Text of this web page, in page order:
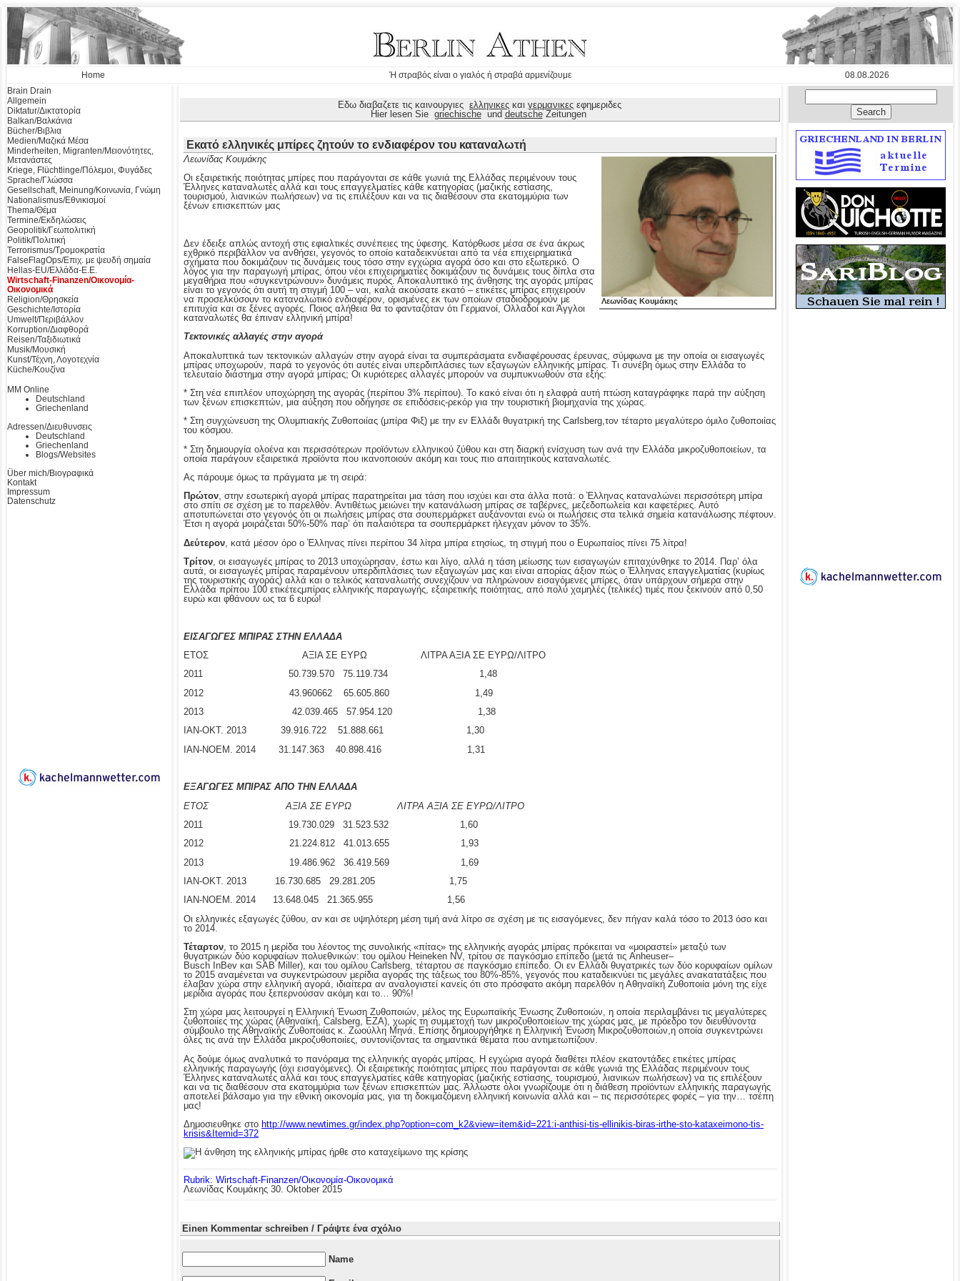
Home Ή στραβός είναι ο γιαλός ή στραβά αρμενίζουμε
08.08.2026
Brain Drain
Allgemein
Diktatur/Δικτατορία
Balkan/Βαλκάνια
Bücher/Βιβλια
Medien/Μαζικά Μέσα
Minderheiten, Migranten/Μειονότητες,
Μετανάστες
Kriege, Flüchtlinge/Πόλεμοι, Φυγάδες
Sprache/Γλώσσα
Gesellschaft, Meinung/Κοινωνία, Γνώμη
Nationalismus/Εθνικισμοί
Thema/Θέμα
Termine/Εκδηλώσεις
Geopolitik/Γεωπολιτική
Politik/Πολιτική
Terrorismus/Τρομοκρατία
FalseFlagOps/Επιχ. με ψευδή σημαία
Hellas-EU/Ελλάδα-Ε.Ε.
Wirtschaft-Finanzen/Οικονομία-
Οικονομικά
Religion/Θρησκεία
Geschichte/Ιστορία
Umwelt/Περιβάλλον
Korruption/Διαφθορά
Reisen/Ταξιδιωτικά
Musik/Μουσική
Kunst/Τέχνη, Λογοτεχνία
Küche/Κουζίνα
MM Online
Deutschland
Griechenland
Adressen/Διευθυνσεις
Deutschland
Griechenland
Blogs/Websites
Über mich/Βιογραφικά
Kontakt
Impressum
Datenschutz
Εδω διαβαζετε τις καινουργιες ελληνικες και γερμανικες εφημεριδες
Hier lesen Sie griechischeund deutscheZeitungen
Εκατό ελληνικές μπίρες ζητούν το ενδιαφέρον του καταναλωτή
Λεωνίδας Κουμάκης
Λεωνίδας Κουμάκης
Οι εξαιρετικής ποιότητας μπίρες που παράγονται σε κάθε γωνιά της Ελλάδας περιμένουν τους
Έλληνες καταναλωτές αλλά και τους επαγγελματίες κάθε κατηγορίας (μαζικής εστίασης,
τουρισμού, λιανικών πωλήσεων) να τις επιλέξουν και να τις διαθέσουν στα εκατομμύρια των
ξένων επισκεπτών μας
Δεν έδειξε απλώς αντοχή στις εφιαλτικές συνέπειες της ύφεσης. Κατόρθωσε μέσα σε ένα άκρως
εχθρικό περιβάλλον να ανθήσει, γεγονός το οποίο καταδεικνύεται από τα νέα επιχειρηματικά
σχήματα που δοκιμάζουν τις δυνάμεις τους τόσο στην εγχώρια αγορά όσο και στο εξωτερικό. Ο
λόγος για την παραγωγή μπίρας, όπου νέοι επιχειρηματίες δοκιμάζουν τις δυνάμεις τους δίπλα στα
μεγαθήρια που «συγκεντρώνουν» δυνάμεις πυρός. Αποκαλυπτικό της άνθησης της αγοράς μπίρας
είναι το γεγονός ότι αυτή τη στιγμή 100 – ναι, καλά ακούσατε εκατό – ετικέτες μπίρας επιχειρούν
να προσελκύσουν το καταναλωτικό ενδιαφέρον, ορισμένες εκ των οποίων σταδιοδρομούν με
επιτυχία και σε ξένες αγορές. Ποιος αλήθεια θα το φανταζόταν ότι Γερμανοί, Ολλαδοί και Άγγλοι
καταναλωτές θα έπιναν ελληνική μπίρα!
Τεκτονικές αλλαγές στην αγορά
Αποκαλυπτικά των τεκτονικών αλλαγών στην αγορά είναι τα συμπεράσματα ενδιαφέρουσας έρευνας, σύμφωνα με την οποία οι εισαγωγές
μπίρας υποχωρούν, παρά το γεγονός ότι αυτές είναι υπερδιπλάσιες των εξαγωγών ελληνικής μπίρας. Τι συνέβη όμως στην Ελλάδα το
τελευταίο διάστημα στην αγορά μπίρας; Οι κυριότερες αλλαγές μπορούν να συμπυκνωθούν στα εξής:
* Στη νέα επιπλέον υποχώρηση της αγοράς (περίπου 3% περίπου). Το κακό είναι ότι η ελαφρά αυτή πτώση καταγράφηκε παρά την αύξηση
των ξένων επισκεπτών, μια αύξηση που οδήγησε σε επιδόσεις-ρεκόρ για την τουριστική βιομηχανία της χώρας.
* Στη συγχώνευση της Ολυμπιακής Ζυθοποιίας (μπίρα Φιξ) με την εν Ελλάδι θυγατρική της Carlsberg,τον τέταρτο μεγαλύτερο όμιλο ζυθοποιίας
του κόσμου.
* Στη δημιουργία ολοένα και περισσότερων προϊόντων ελληνικού ζύθου και στη διαρκή ενίσχυση των ανά την Ελλάδα μικροζυθοποιείων, τα
οποία παράγουν εξαιρετικά προϊόντα που ικανοποιούν ακόμη και τους πιο απαιτητικούς καταναλωτές.
Ας πάρουμε όμως τα πράγματα με τη σειρά:
Πρώτον, στην εσωτερική αγορά μπίρας παρατηρείται μια τάση που ισχύει και στα άλλα ποτά: ο Έλληνας καταναλώνει περισσότερη μπίρα
στο σπίτι σε σχέση με το παρελθόν. Αντιθέτως μειώνει την κατανάλωση μπίρας σε ταβέρνες, μεζεδοπωλεία και καφετέριες. Αυτό
αποτυπώνεται στο γεγονός ότι οι πωλήσεις μπίρας στα σουπερμάρκετ αυξάνονται ενώ οι πωλήσεις στα τελικά σημεία κατανάλωσης πέφτουν.
Έτσι η αγορά μοιράζεται 50%-50% παρ’ ότι παλαιότερα τα σουπερμάρκετ ήλεγχαν μόνον το 35%.
Δεύτερον , κατά μέσον όρο ο Έλληνας πίνει περίπου 34 λίτρα μπίρα ετησίως, τη στιγμή που ο Ευρωπαίος πίνει 75 λίτρα!
Τρίτον , οι εισαγωγές μπίρας το 2013 υποχώρησαν, έστω και λίγο, αλλά η τάση μείωσης των εισαγωγών επιταχύνθηκε το 2014. Παρ’ όλα
αυτά, οι εισαγωγές μπίρας παραμένουν υπερδιπλάσιες των εξαγωγών μας και είναι απορίας άξιον πώς ο Έλληνας επαγγελματίας (κυρίως
της τουριστικής αγοράς) αλλά και ο τελικός καταναλωτής συνεχίζουν να πληρώνουν εισαγόμενες μπίρες, όταν υπάρχουν σήμερα στην
Ελλάδα πρίπου 100 ετικέτεςμπίρας ελληνικής παραγωγής, εξαιρετικής ποιότητας, από πολύ χαμηλές (τελικές) τιμές που ξεκινούν από 0,50
ευρώ και φθάνουν ως τα 6 ευρώ!
ΕΙΣΑΓΩΓΕΣ ΜΠΙΡΑΣ ΣΤΗΝ ΕΛΛΑΔΑ
ΕΤΟΣ ΑΞΙΑ ΣΕ ΕΥΡΩ ΛΙΤΡΑ ΑΞΙΑ ΣΕ ΕΥΡΩ/ΛΙΤΡΟ
2011 50.739.570 75.119.734 1,48
2012 43.960662 65.605.860 1,49
2013 42.039.465 57.954.120 1,38
ΙΑΝ-ΟΚΤ. 2013 39.916.722 51.888.661 1,30
ΙΑΝ-ΝΟΕΜ. 2014 31.147.363 40.898.416 1,31
ΕΞΑΓΩΓΕΣ ΜΠΙΡΑΣ ΑΠΟ ΤΗΝ ΕΛΛΑΔΑ
ΕΤΟΣ
ΑΞΙΑ ΣΕ ΕΥΡΩ ΛΙΤΡΑ ΑΞΙΑ ΣΕ ΕΥΡΩ/ΛΙΤΡΟ
2011 19.730.029 31.523.532 1,60
2012 21.224.812 41.013.655 1,93
2013 19.486.962 36.419.569 1,69
ΙΑΝ-ΟΚΤ. 2013 16.730.685 29.281.205 1,75
ΙΑΝ-ΝΟΕΜ. 2014 13.648.045 21.365.955 1,56
Οι ελληνικές εξαγωγές ζύθου, αν και σε υψηλότερη μέση τιμή ανά λίτρο σε σχέση με τις εισαγόμενες, δεν πήγαν καλά τόσο το 2013 όσο και
το 2014.
Τέταρτον , το 2015 η μερίδα του λέοντος της συνολικής «πίτας» της ελληνικής αγοράς μπίρας πρόκειται να «μοιραστεί» μεταξύ των
θυγατρικών δύο κορυφαίων πολυεθνικών: του ομίλου Heineken NV, τρίτου σε παγκόσμιο επίπεδο (μετά τις Anheuser–
Busch InBev και SAB Miller), και του ομίλου Carlsberg, τέταρτου σε παγκόσμιο επίπεδο. Οι εν Ελλάδι θυγατρικές των δύο κορυφαίων ομίλων
το 2015 αναμένεται να συγκεντρώσουν μερίδια αγοράς της τάξεως του 80%-85%, γεγονός που καταδεικνύει τις μεγάλες ανακατατάξεις που
έλαβαν χώρα στην ελληνική αγορά, ιδιαίτερα αν αναλογιστεί κανείς ότι στο πρόσφατο ακόμη παρελθόν η Αθηναϊκή Ζυθοποιία μόνη της είχε
μερίδια αγοράς που ξεπερνούσαν ακόμη και το… 90%!
Στη χώρα μας λειτουργεί η Ελληνική Ένωση Ζυθοποιών, μέλος της Ευρωπαϊκής Ένωσης Ζυθοποιών, η οποία περιλαμβάνει τις μεγαλύτερες
ζυθοποιίες της χώρας (Αθηναϊκή, Calsberg, EZA), χωρίς τη συμμετοχή των μικροζυθοποιείων της χώρας μας, με πρόεδρο τον διευθύνοντα
σύμβουλο της Αθηναϊκής Ζυθοποιίας κ. Ζωούλλη Μηνά. Επίσης δημιουργήθηκε η Ελληνική Ένωση Μικροζυθοποιών,η οποία συγκεντρώνει
όλες τις ανά την Ελλάδα μικροζυθοποιίες, συντονίζοντας τα σημαντικά θέματα που αντιμετωπίζουν.
Ας δούμε όμως αναλυτικά το πανόραμα της ελληνικής αγοράς μπίρας. Η εγχώρια αγορά διαθέτει πλέον εκατοντάδες ετικέτες μπίρας
ελληνικής παραγωγής (όχι εισαγόμενες). Οι εξαιρετικής ποιότητας μπίρες που παράγονται σε κάθε γωνιά της Ελλάδας περιμένουν τους
Έλληνες καταναλωτές αλλά και τους επαγγελματίες κάθε κατηγορίας (μαζικής εστίασης, τουρισμού, λιανικών πωλήσεων) να τις επιλέξουν
και να τις διαθέσουν στα εκατομμύρια των ξένων επισκεπτών μας. Άλλωστε όλοι γνωρίζουμε ότι η διάθεση προϊόντων ελληνικής παραγωγής
αποτελεί βάλσαμο για την εθνική οικονομία μας, για τη δοκιμαζόμενη ελληνική κοινωνία αλλά και – τις περισσότερες φορές – για την… τσέπη
μας!
Δημοσιευθηκε στο http://www.newtimes.gr/index.php?option=com_k2&view=item&id=221:i-anthisi-tis-ellinikis-biras-irthe-sto-kataxeimono-tis-
krisis&Itemid=372
Rubrik: Wirtschaft-Finanzen/Οικονομία-Οικονομικά
Λεωνίδας Κουμάκης 30. Oktober 2015
Einen Kommentar schreiben / Γράψτε ένα σχόλιο
Name